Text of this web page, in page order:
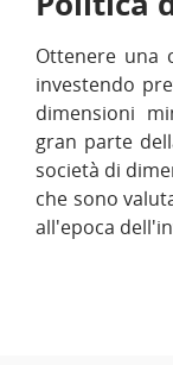
Ottenere una
investendo
dimensioni
gran parte
società di
che sono
all'epoca